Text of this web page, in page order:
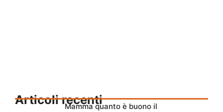
Articoli recentiMamma quanto è buono il